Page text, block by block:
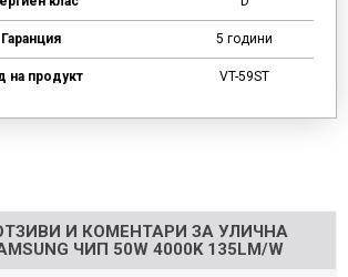
Гаранция 5 години
на продукт VT-59ST
И КОМЕНТАРИ ЗА УЛИЧНА
ЧИП 50W 4000K 135LM/W